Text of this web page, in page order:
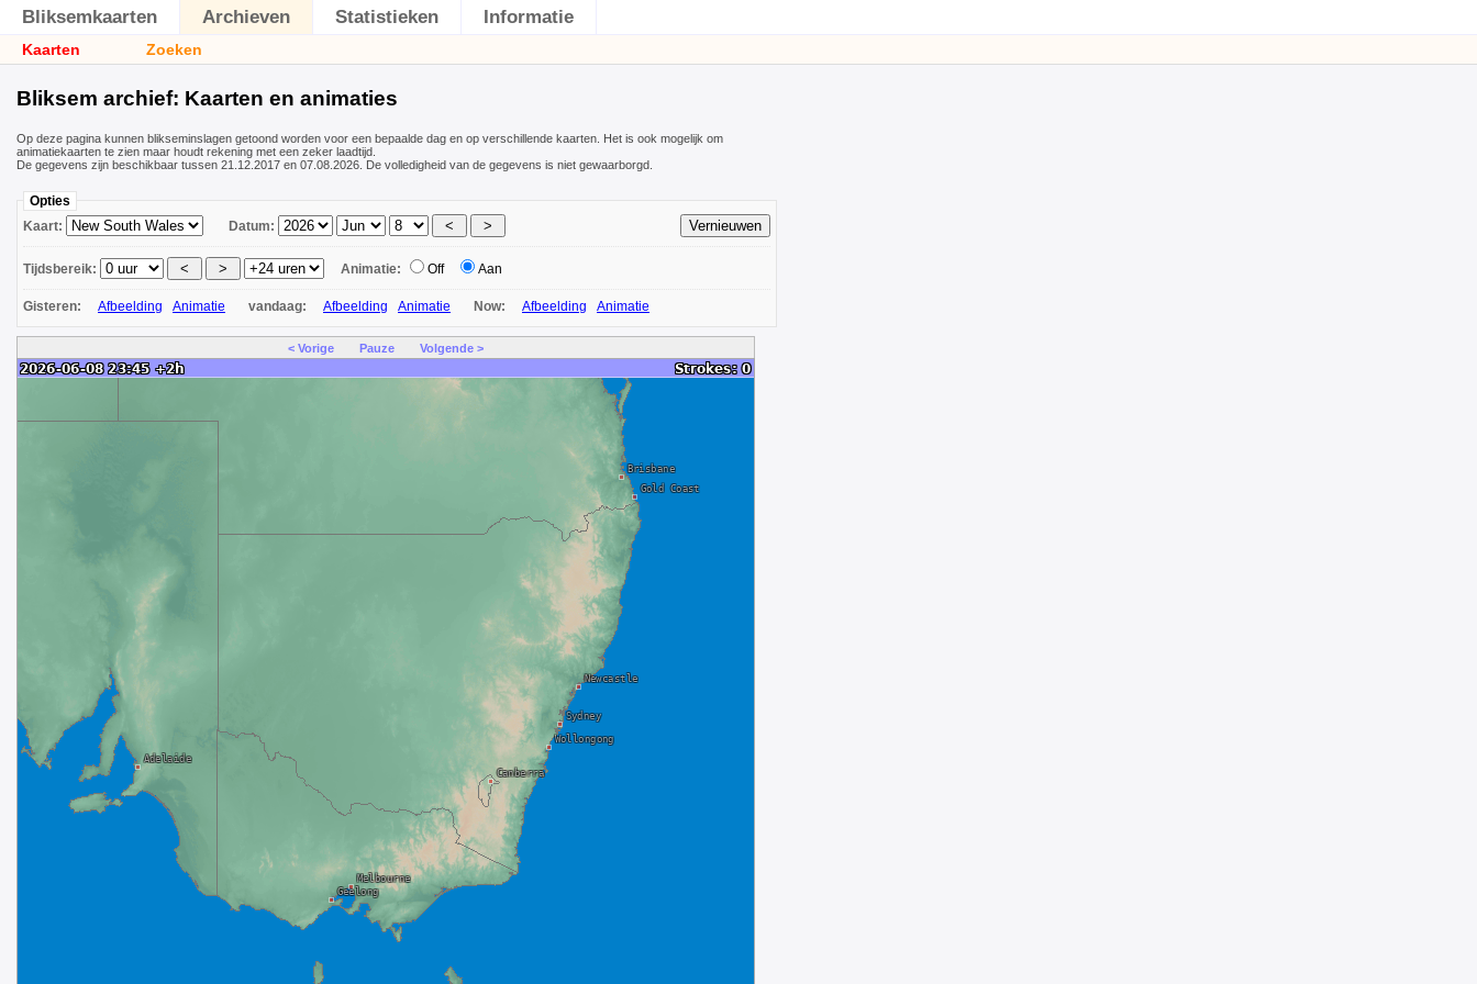
Bliksemkaarten Archieven Statistieken Informatie
Kaarten Zoeken
Bliksem archief: Kaarten en animaties
Op deze pagina kunnen blikseminslagen getoond worden voor een bepaalde dag en op verschillende kaarten. Het is ook mogelijk om
animatiekaarten te zien maar houdt rekening met een zeker laadtijd.
De gegevens zijn beschikbaar tussen 21.12.2017 en 07.08.2026. De volledigheid van de gegevens is niet gewaarborgd.
Opties
Kaart:
Datum:
Tijdsbereik: Animatie: Off Aan
Gisteren: Afbeelding Animatie vandaag: Afbeelding Animatie Now: Afbeelding Animatie
< Vorige Pauze Volgende >